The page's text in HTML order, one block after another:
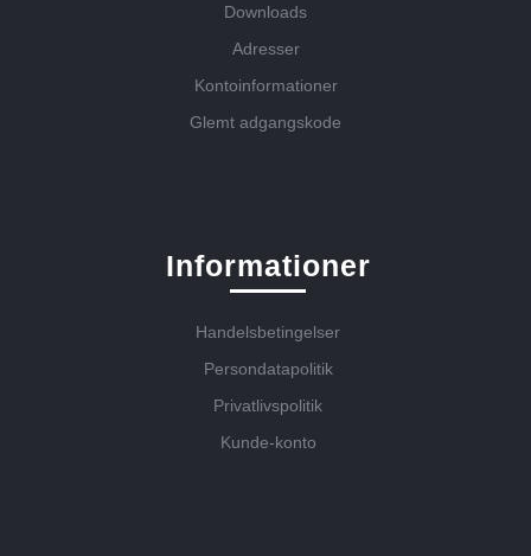
Downloads
Adresser
Kontoinformationer
Glemt adgangskode
Informationer
Handelsbetingelser
Persondatapolitik
Privatlivspolitik
Kunde-konto